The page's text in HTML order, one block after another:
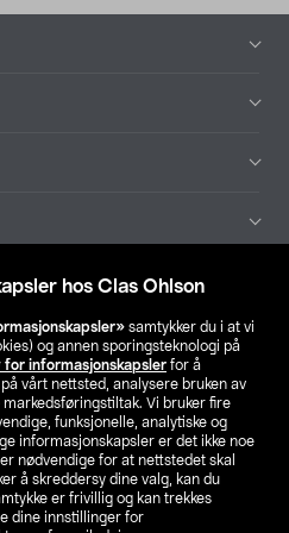
hos Clas Ohlson
samtykker du i at vi
og annen sporingsteknologi på
for informasjonskapsler for å
vårt nettsted, analysere bruken av
Vi bruker fire
funksjonelle, analytiske og
informasjonskapsler er det ikke noe
nødvendige for at nettstedet skal
å skreddersy dine valg, kan du
er frivillig og kan trekkes
dine innstillinger for
din butikk
NO FI